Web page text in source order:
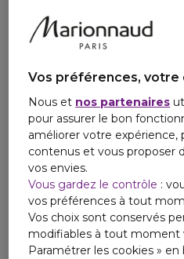
Etui en carton réutilisable
*Test ex-vivo. Modèle 2D
Vos préférences, votre
Nous et nos partenaires
pour assurer le bon
améliorer votre expérience,
contenus et vous proposer
vos envies.
Vous gardez le contrôle :
vos préférences à tout
Vos choix sont conservés
modifiables à tout moment
Paramétrer les cookies »